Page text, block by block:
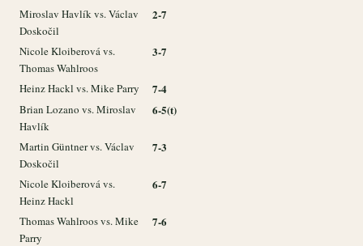
Miroslav Havlík vs. Václav
Doskočil
2-7
Nicole Kloiberová vs.
Thomas Wahlroos
3-7
Heinz Hackl vs. Mike Parry 7-4
Brian Lozano vs. Miroslav
Havlík
6-5(t)
Martin Güntner vs. Václav
Doskočil
7-3
Nicole Kloiberová vs.
Heinz Hackl
6-7
Thomas Wahlroos vs. Mike
Parry
7-6